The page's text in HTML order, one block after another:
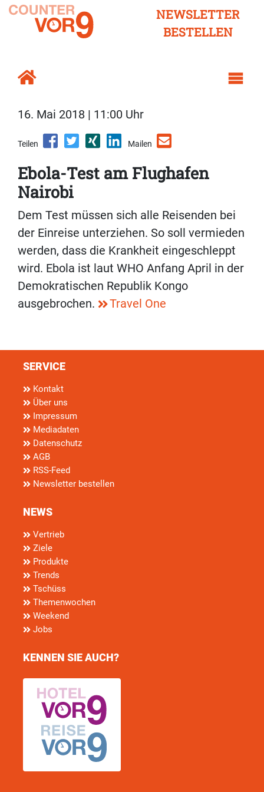
NEWSLETTER
BESTELLEN
16. Mai 2018 | 11:00 Uhr
Teilen Mailen
Ebola-Test am Flughafen
Nairobi
Dem Test müssen sich alle Reisenden bei
der Einreise unterziehen. So soll vermieden
werden, dass die Krankheit eingeschleppt
wird. Ebola ist laut WHO Anfang April in der
Demokratischen Republik Kongo
ausgebrochen.
Travel One
SERVICE
Kontakt
Über uns
Impressum
Mediadaten
Datenschutz
AGB
RSS-Feed
Newsletter bestellen
NEWS
Vertrieb
Ziele
Produkte
Trends
Tschüss
Themenwochen
Weekend
Jobs
KENNEN SIE AUCH?